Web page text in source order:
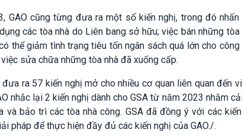
GAO cũng từng đưa ra một số kiến nghị, trong đó
các tòa nhà do Liên bang sở hữu; việc bán những tòa
thể giảm tình trạng tiêu tốn ngân sách quá lớn cho
sửa chữa những tòa nhà đã xuống cấp.
ra 57 kiến nghị mở cho nhiều cơ quan liên quan đến
nhắc lại 2 kiến nghị dành cho GSA từ năm 2023 nhằm
bảo trì các tòa nhà công. GSA đã đồng ý với các
pháp để thực hiện đầy đủ các kiến nghị của GAO./.